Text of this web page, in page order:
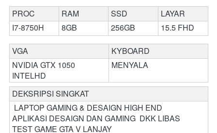
PROC RAM SSD
LAYAR
I7-8750H
8GB 256GB 15.5 FHD
VGA
KYBOARD
NVIDIA GTX 1050
INTELHD
MENYALA
DEKSRIPSI SINGKAT
APLIKASI DESAIGN DAN GAMING  DKK LIBAS
TEST GAME GTA V LANJAY